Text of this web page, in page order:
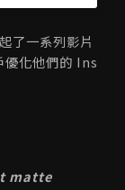
一系列影片
優化他們的 Ins
matte